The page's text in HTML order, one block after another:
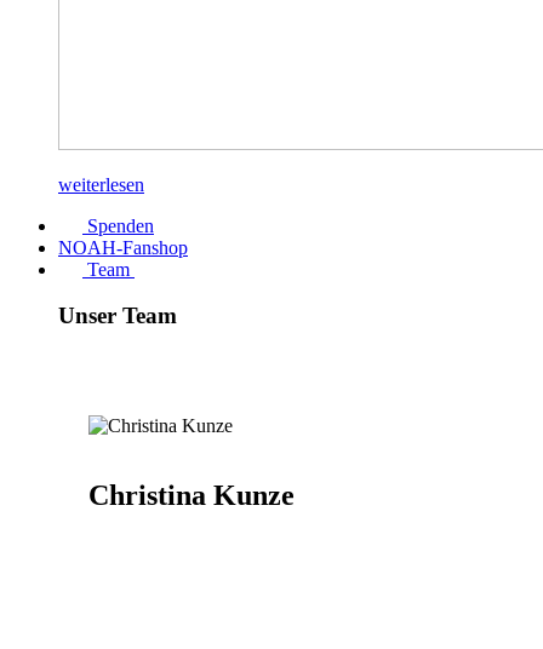
weiterlesen
Spenden
NOAH-Fanshop
Team
Unser Team
Christina Kunze